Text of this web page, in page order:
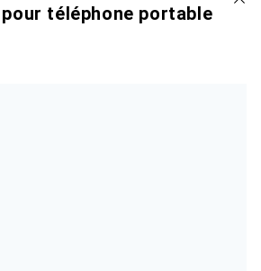
téléphone portable